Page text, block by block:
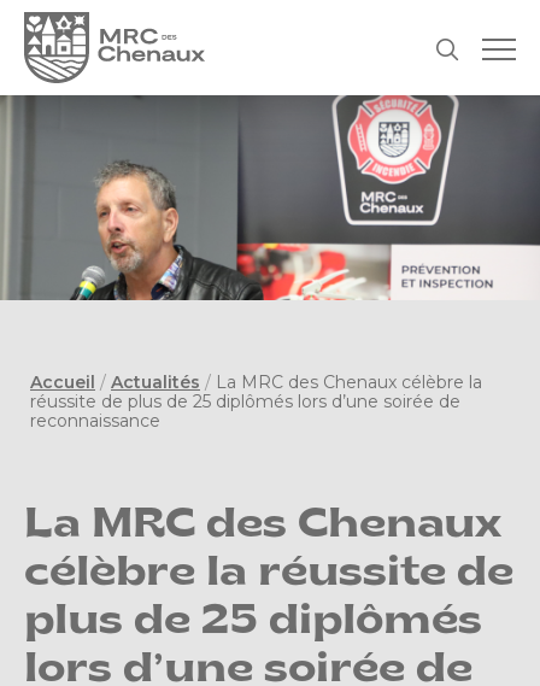
Accueil / Actualités / La MRC des Chenaux célèbre la
réussite de plus de 25 diplômés lors d’une soirée de
reconnaissance
La MRC des Chenaux
célèbre la réussite de
plus de 25 diplômés
lors d’une soirée de